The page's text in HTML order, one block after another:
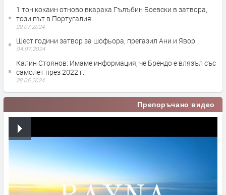
1 тон кокаин отново вкараха Гълъбин Боевски в затвора,
този път в Португалия
29.07.2024
Шест години затвор за шофьора, прегазил Ани и Явор
04.07.2024
Калин Стоянов: Имаме информация, че Брендо е влязъл със
самолет през 2022 г.
28.06.2024
Препоръчано видео